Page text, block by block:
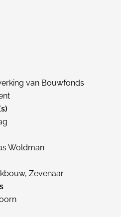
van Bouwfonds
Woldman
Zevenaar